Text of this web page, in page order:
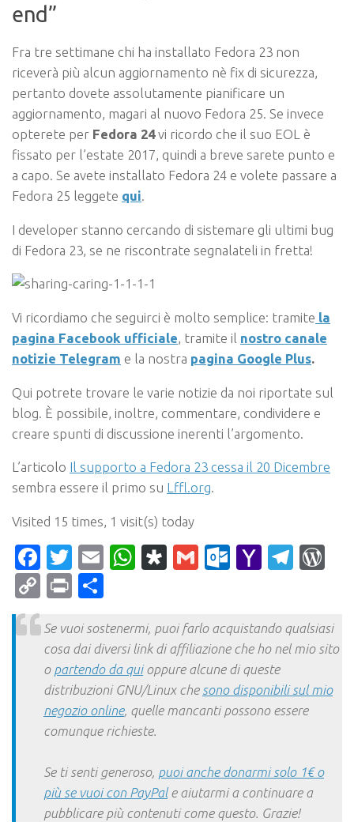
end”
Fra tre settimane chi ha installato Fedora 23 non
riceverà più alcun aggiornamento nè fix di sicurezza,
pertanto dovete assolutamente pianificare un
aggiornamento, magari al nuovo Fedora 25. Se invece
opterete per Fedora 24vi ricordo che il suo EOL è
fissato per l’estate 2017, quindi a breve sarete punto e
a capo. Se avete installato Fedora 24 e volete passare a
Fedora 25 leggete qui.
I developer stanno cercando di sistemare gli ultimi bug
di Fedora 23, se ne riscontrate segnalateli in fretta!
Vi ricordiamo che seguirci è molto semplice: tramite la
pagina Facebook ufficiale, tramite il nostro canale
notizie Telegram e la nostra pagina Google Plus.
Qui potrete trovare le varie notizie da noi riportate sul
blog. È possibile, inoltre, commentare, condividere e
creare spunti di discussione inerenti l’argomento.
L’articolo Il supporto a Fedora 23 cessa il 20 Dicembre
sembra essere il primo su Lffl.org.
Visited 15 times, 1 visit(s) today
Facebook
Twitter
EmailWhatsApp
Diaspora
Gmail Yahoo
CopyPrint
Se vuoi sostenermi, puoi farlo acquistando qualsiasi
cosa dai diversi link di affiliazione che ho nel mio sito
o partendo da quioppure alcune di queste
distribuzioni GNU/Linux che sono disponibili sul mio
negozio online, quelle mancanti possono essere
comunque richieste.
Se ti senti generoso, puoi anche donarmi solo 1€ o
più se vuoi con PayPale aiutarmi a continuare a
pubblicare più contenuti come questo. Grazie!